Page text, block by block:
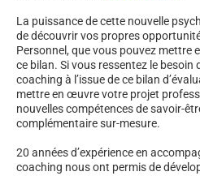
La puissance de cette nouvelle
de découvrir vos propres
Personnel, que vous pouvez mettre
ce bilan. Si vous ressentez le besoin
coaching à l’issue de ce bilan
mettre en œuvre votre projet
nouvelles compétences de savoir-
complémentaire sur-mesure.
20 années d’expérience en
coaching nous ont permis de